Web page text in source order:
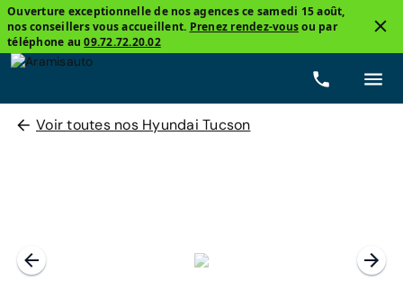
Ouverture exceptionnelle de nos agences ce samedi 15 août,
nos conseillers vous accueillent. Prenez rendez-vousou par
téléphone au09.72.72.20.02
Voir toutes nos Hyundai Tucson